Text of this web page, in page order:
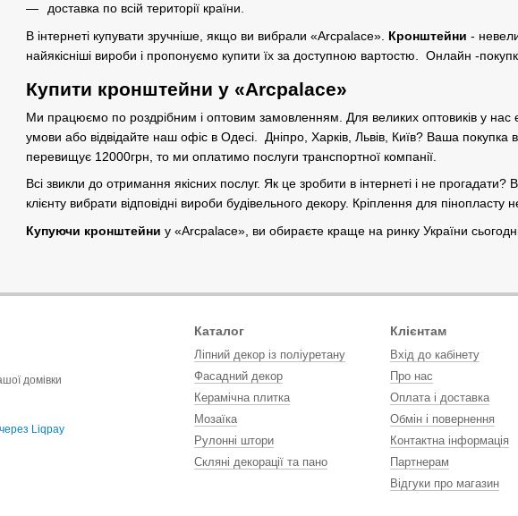
доставка по всій території країни.
В інтернеті купувати зручніше, якщо ви вибрали «Arcpalace». Кронштейни -
найякісніші вироби і пропонуємо купити їх за доступною вартостю. Онлайн -
Купити кронштейни у ​​«Arcpalace»
Ми працюємо по роздрібним і оптовим замовленням. Для великих оптовиків у
умови або відвідайте наш офіс в Одесі. Дніпро, Харків, Львів, Київ? Ваша
перевищує 12000грн, то ми оплатимо послуги транспортної компанії.
Всі звикли до отримання якісних послуг. Як це зробити в інтернеті і не
клієнту вибрати відповідні вироби будівельного декору. Кріплення для
Купуючи кронштейни у «​​Arcpalace», ви обираєте краще на ринку України
домівки
Каталог
Ліпний декор із поліуретану
Фасадний декор
Керамічна плитка
Мозаїка
Рулонні штори
Скляні декорації та пано
Клієнтам
Вхід до кабінету
Про нас
Оплата і доставка
Обмін і повернення
Контактна інформація
Партнерам
Відгуки про магазин